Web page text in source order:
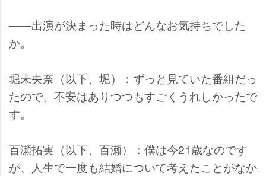
――出演が決まった時はどんなお気持ちでした
か。
堀未央奈（以下、堀）：ずっと見ていた番組だっ
たので、不安はありつつもすごくうれしかったで
す。
百瀬拓実（以下、百瀬）：僕は今21歳なのです
が、人生で一度も結婚について考えたことがなか